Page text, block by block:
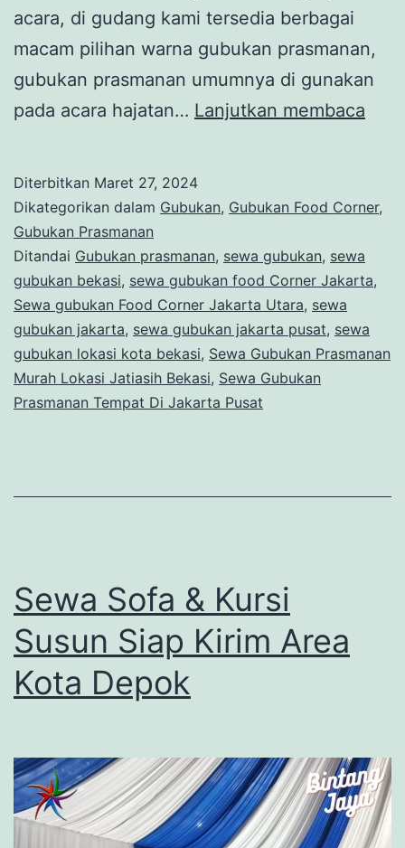
acara, di gudang kami tersedia berbagai
macam pilihan warna gubukan prasmanan,
gubukan prasmanan umumnya di gunakan
pada acara hajatan… Lanjutkan membaca
Diterbitkan Maret 27, 2024
Dikategorikan dalam Gubukan, Gubukan Food Corner,
Gubukan Prasmanan
Ditandai Gubukan prasmanan, sewa gubukan, sewa
gubukan bekasi, sewa gubukan food Corner Jakarta,
Sewa gubukan Food Corner Jakarta Utara, sewa
gubukan jakarta, sewa gubukan jakarta pusat, sewa
gubukan lokasi kota bekasi, Sewa Gubukan Prasmanan
Murah Lokasi Jatiasih Bekasi, Sewa Gubukan
Prasmanan Tempat Di Jakarta Pusat
Sewa Sofa & Kursi
Susun Siap Kirim Area
Kota Depok